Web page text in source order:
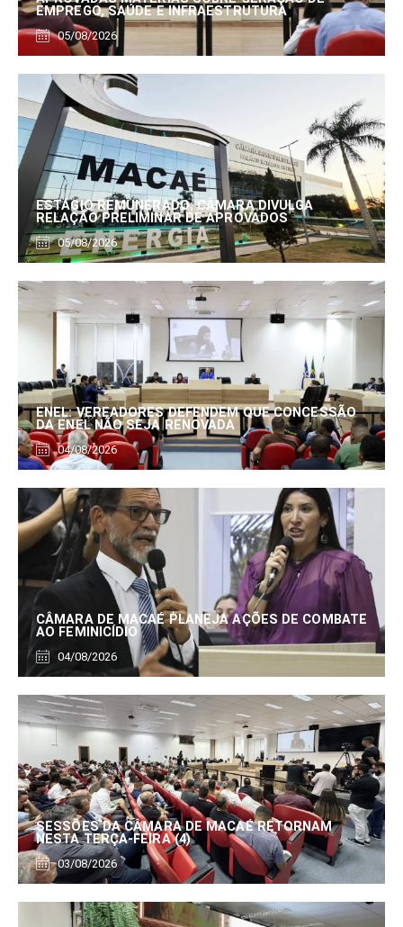
EMPREGO, SAÚDE E INFRAESTRUTURA
05/08/2026
ESTÁGIO REMUNERADO: CÂMARA DIVULGA
RELAÇÃO PRELIMINAR DE APROVADOS
05/08/2026
ENEL: VEREADORES DEFENDEM QUE CONCESSÃO
DA ENEL NÃO SEJA RENOVADA
04/08/2026
CÂMARA DE MACAÉ PLANEJA AÇÕES DE COMBATE
AO FEMINICÍDIO
04/08/2026
SESSÕES DA CÂMARA DE MACAÉ RETORNAM
NESTA TERÇA-FEIRA (4)
03/08/2026